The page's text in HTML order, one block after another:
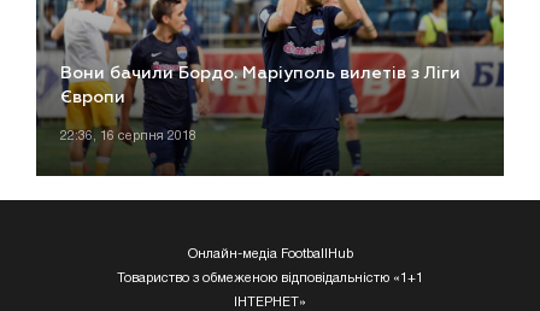
Вони бачили Бордо. Маріуполь вилетів з Ліги
Європи
22:36, 16 серпня 2018
Онлайн-медіа FootballHub
Товариство з обмеженою відповідальністю «1+1
ІНТЕРНЕТ»